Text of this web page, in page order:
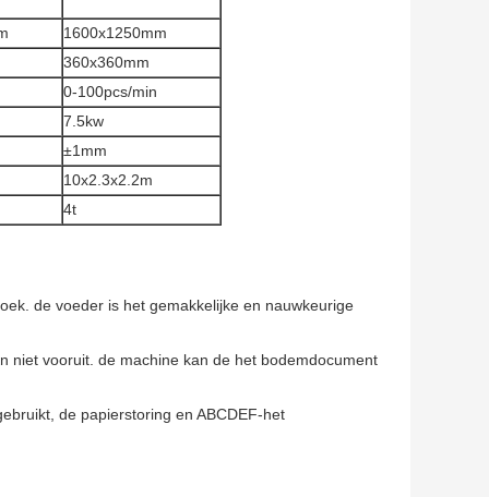
1600x1250mm
360x360mm
0-100pcs/min
7.5kw
±1mm
10x2.3x2.2m
4t
de voeder is het gemakkelijke en nauwkeurige
niet vooruit. de machine kan de het bodemdocument
de papierstoring en ABCDEF-het